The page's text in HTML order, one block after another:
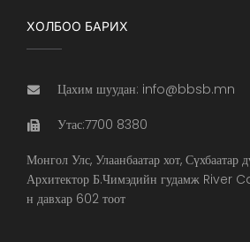
ХОЛБОО БАРИХ
Цахим шуудан: info@bbsb.mn
Утас:7700 8380
Монгол Улс, Улаанбаатар хот, Сүхбаатар
Архитектор Б.Чимэдийн гудамж River
н давхар 602 тоот